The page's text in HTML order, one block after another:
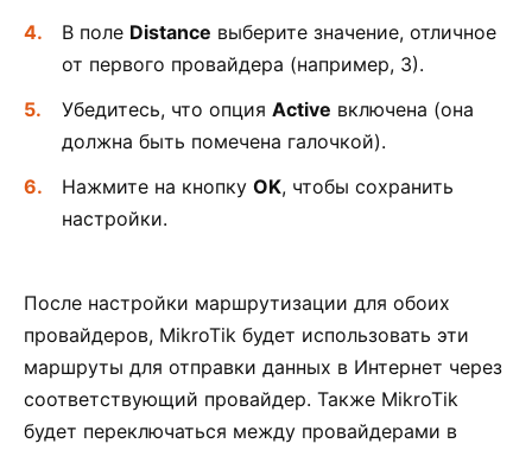
В поле Distance выберите значение, отличное
от первого провайдера (например, 3).
Убедитесь, что опция Active включена (она
должна быть помечена галочкой).
Нажмите на кнопку OK, чтобы сохранить
настройки.
После настройки маршрутизации для обоих
провайдеров, MikroTik будет использовать эти
маршруты для отправки данных в Интернет через
соответствующий провайдер. Также MikroTik
будет переключаться между провайдерами в